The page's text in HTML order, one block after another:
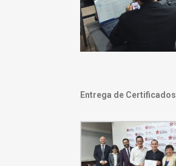
Entrega de Certificados